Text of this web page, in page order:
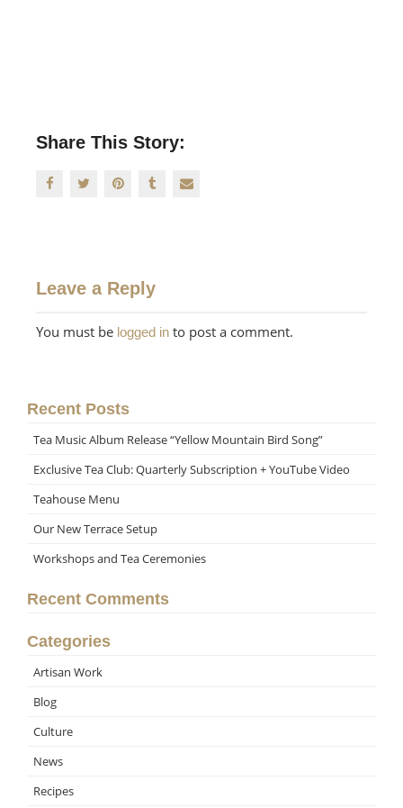
Share This Story:
Leave a Reply
You must be logged in to post a comment.
Recent Posts
Tea Music Album Release “Yellow Mountain Bird Song”
Exclusive Tea Club: Quarterly Subscription + YouTube Video
Teahouse Menu
Our New Terrace Setup
Workshops and Tea Ceremonies
Recent Comments
Categories
Artisan Work
Blog
Culture
News
Recipes